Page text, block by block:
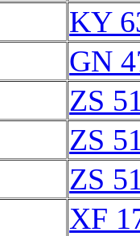
KY
GN
ZS
ZS
ZS
XF